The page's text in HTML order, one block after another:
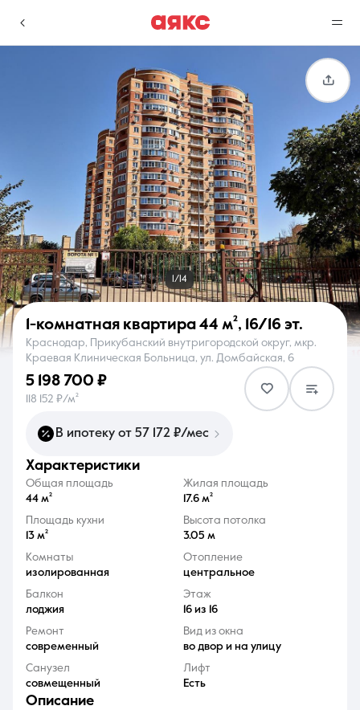
г. Краснодар
Избранное
0 объявлений
Сравнение
0 объявлений
Недвижимость Услуги
О компании Контакты
8 (861) 297-00-00
Ежедневно с 08:30 до 20:00
1/14
1-комнатная квартира 44 м², 16/16 эт.
Краснодар, Прикубанский внутригородской округ, мкр.
Краевая Клиническая Больница, ул. Домбайская, 6
5 198 700 ₽
118 152 ₽/м²
В ипотеку от 57 172 ₽/мес
характеристики
Общая площадь
44 м²
Жилая площадь
17.6 м²
Площадь кухни
13 м²
Высота потолка
3.05 м
Комнаты
изолированная
Отопление
центральное
Балкон
лоджия
Этаж
16 из 16
Ремонт
современный
Вид из окна
во двор и на улицу
Санузел
совмещенный
Лифт
Есть
описание